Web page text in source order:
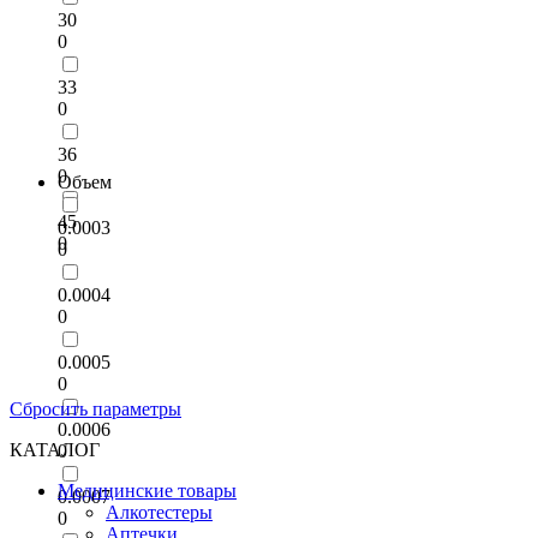
30
0
33
0
36
0
45
0
Объем
0.0003
0
0.0004
0
0.0005
0
0.0006
0
0.0007
0
Сбросить параметры
КАТАЛОГ
Медицинские товары
Алкотестеры
Аптечки